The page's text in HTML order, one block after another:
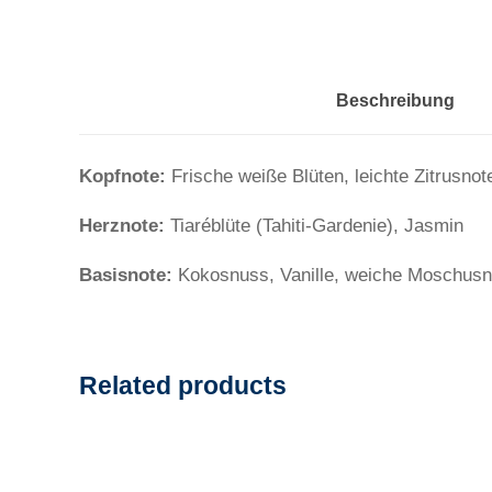
Beschreibung
Kopfnote: Frische weiße Blüten, leichte
Herznote: Tiaréblüte (Tahiti-Gardenie), Jasmin
Basisnote: Kokosnuss, Vanille, weiche
Related products